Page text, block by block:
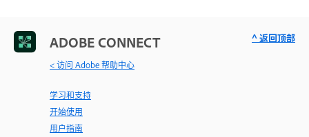
ADOBE CONNECT
< 访问 Adobe 帮助中心
学习和支持
开始使用
用户指南
^ 返回顶部